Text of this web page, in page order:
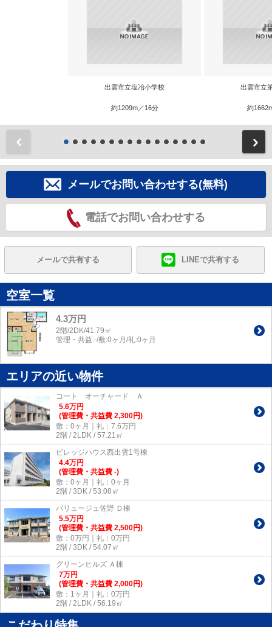
出雲市立塩冶小学校
約1209m／16分
出雲市立
約
メールでお問い合わせする(無料)
電話でお問い合わせする
メールで共有する LINEで共有する
空室一覧
4.3万円
2階/2DK/41.79㎡
管理・共益:-/敷:0ヶ月/礼:0ヶ月
エリアの近い物件
コート オーチャード Ａ
5.6万円
(管理費・共益費 2,300円)
敷：0ヶ月｜礼：7.6万円
2階 / 2LDK / 57.21㎡
ビレッジハウス西出雲1号棟
4.4万円
(管理費・共益費 -)
敷：0ヶ月｜礼：0ヶ月
2階 / 3DK / 53.08㎡
バリュージュ佐野 Ｄ棟
5.5万円
(管理費・共益費 2,500円)
敷：0万円｜礼：0万円
2階 / 3DK / 54.07㎡
グリーンヒルズ Ａ棟
7万円
(管理費・共益費 2,000円)
敷：1ヶ月｜礼：0万円
2階 / 2LDK / 56.19㎡